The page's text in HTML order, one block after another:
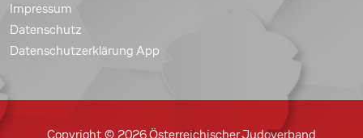
Impressum
Datenschutz
Datenschutzerklärung App
Copyright © 2026 Österreichischer Judoverband